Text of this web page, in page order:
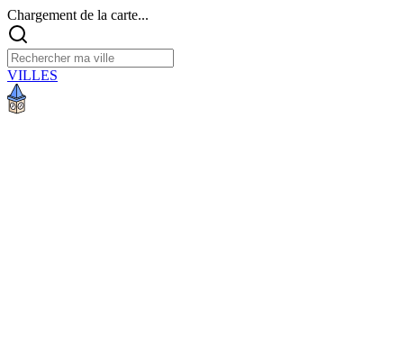
Chargement de la carte...
VILLES